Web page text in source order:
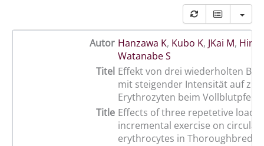
Autor Hanzawa K, Kubo K, JKai M,
Watanabe S
Titel Effekt von drei wiederholten
mit steigender Intensität auf
Erythrozyten beim Vollblutpferd
Title Effects of three repetetive loads
incremental exercise on
erythrocytes in Thoroughbred